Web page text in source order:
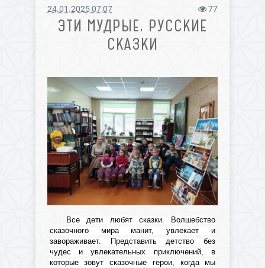
24.01.2025 07:07 77
ЭТИ МУДРЫЕ, РУССКИЕ
СКАЗКИ
Все дети любят сказки. Волшебство
сказочного мира манит, увлекает и
завораживает. Представить детство без
чудес и увлекательных приключений, в
которые зовут сказочные герои, когда мы